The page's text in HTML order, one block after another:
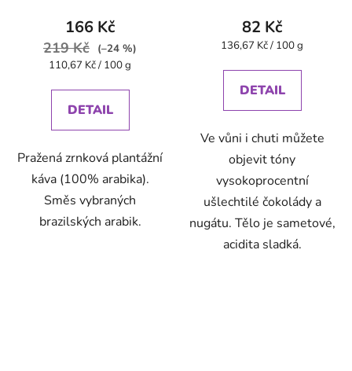
166 Kč
219 Kč
(–24 %)
Měrná
110,67 Kč / 100 g
DETAIL
Pražená zrnková plantážní
káva (100% arabika).
Směs vybraných
brazilských arabik.
82 Kč
Měrná
136,67 Kč / 100 g
DETAIL
Ve vůni i chuti můžete
objevit tóny
vysokoprocentní
ušlechtilé čokolády a
nugátu. Tělo je sametové,
acidita sladká.